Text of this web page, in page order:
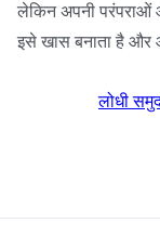
लेकिन अपनी परंपराओं
इसे खास बनाता है और
लोधी